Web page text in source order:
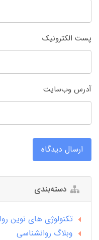
پست الکترونیک
آدرس وب‌سایت
ارسال دیدگاه
دسته‌بندی
تکنولوژی های نوین
وبلاگ روانشناسی